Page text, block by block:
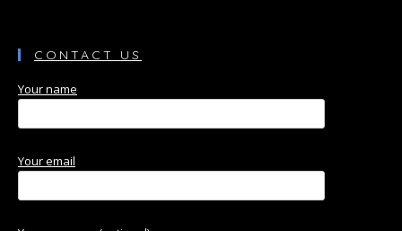
CONTACT US
Your name
Your email